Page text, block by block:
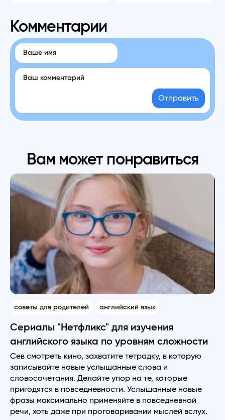
Комментарии
Отправить
Вам может понравиться
советы для родителей английский язык
Сериалы "Нетфликс" для изучения
английского языка по уровням сложности
Сев смотреть кино, захватите тетрадку, в которую
записывайте новые услышанные слова и
словосочетания. Делайте упор на те, которые
пригодятся в повседневности. Услышанные новые
фразы максимально применяйте в повседневной
речи, хоть даже при проговаривании мыслей вслух.